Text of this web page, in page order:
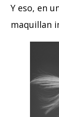
Y eso, en
maquillan